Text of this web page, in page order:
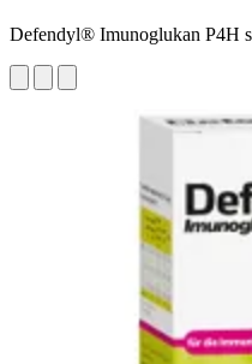
Defendyl® Imunoglukan P4H